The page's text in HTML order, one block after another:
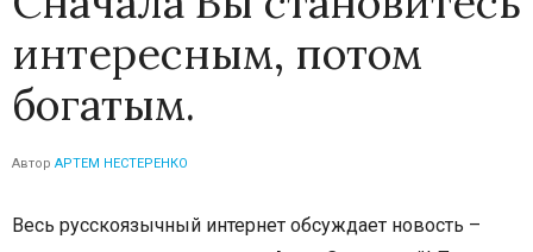
интересным, потом
богатым.
Автор АРТЕМ НЕСТЕРЕНКО
Весь русскоязычный интернет обсуждает новость –